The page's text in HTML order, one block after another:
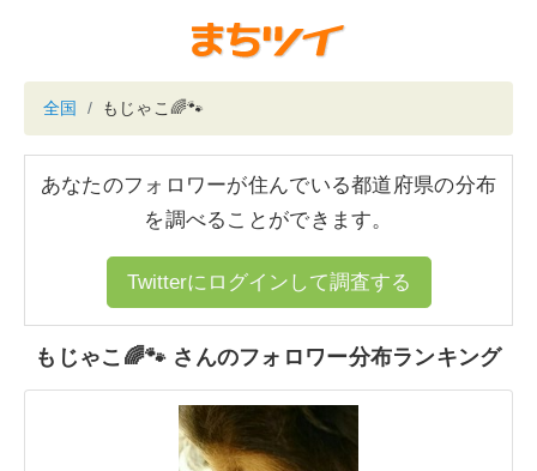
全国 もじゃこ🌈🐾
あなたのフォロワーが住んでいる都道府県の分布
を調べることができます。
Twitterにログインして調査する
もじゃこ🌈🐾 さんのフォロワー分布ランキング